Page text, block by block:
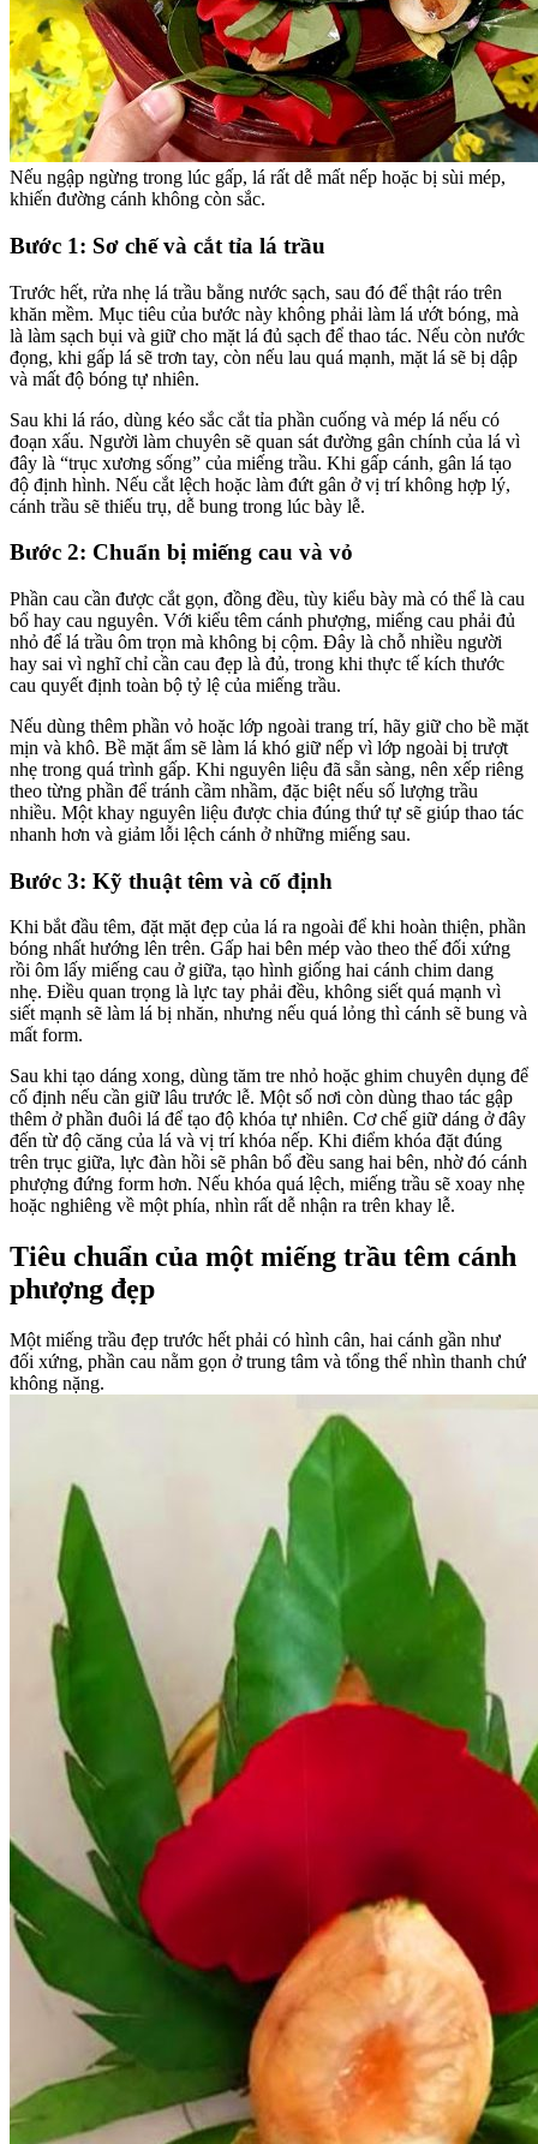
Nếu ngập ngừng trong lúc gấp, lá rất dễ mất nếp hoặc bị sùi mép,
khiến đường cánh không còn sắc.
Bước 1: Sơ chế và cắt tỉa lá trầu
Trước hết, rửa nhẹ lá trầu bằng nước sạch, sau đó để thật ráo trên
khăn mềm. Mục tiêu của bước này không phải làm lá ướt bóng, mà
là làm sạch bụi và giữ cho mặt lá đủ sạch để thao tác. Nếu còn nước
đọng, khi gấp lá sẽ trơn tay, còn nếu lau quá mạnh, mặt lá sẽ bị dập
và mất độ bóng tự nhiên.
Sau khi lá ráo, dùng kéo sắc cắt tỉa phần cuống và mép lá nếu có
đoạn xấu. Người làm chuyên sẽ quan sát đường gân chính của lá vì
đây là “trục xương sống” của miếng trầu. Khi gấp cánh, gân lá tạo
độ định hình. Nếu cắt lệch hoặc làm đứt gân ở vị trí không hợp lý,
cánh trầu sẽ thiếu trụ, dễ bung trong lúc bày lễ.
Bước 2: Chuẩn bị miếng cau và vỏ
Phần cau cần được cắt gọn, đồng đều, tùy kiểu bày mà có thể là cau
bổ hay cau nguyên. Với kiểu têm cánh phượng, miếng cau phải đủ
nhỏ để lá trầu ôm trọn mà không bị cộm. Đây là chỗ nhiều người
hay sai vì nghĩ chỉ cần cau đẹp là đủ, trong khi thực tế kích thước
cau quyết định toàn bộ tỷ lệ của miếng trầu.
Nếu dùng thêm phần vỏ hoặc lớp ngoài trang trí, hãy giữ cho bề mặt
mịn và khô. Bề mặt ẩm sẽ làm lá khó giữ nếp vì lớp ngoài bị trượt
nhẹ trong quá trình gấp. Khi nguyên liệu đã sẵn sàng, nên xếp riêng
theo từng phần để tránh cầm nhầm, đặc biệt nếu số lượng trầu
nhiều. Một khay nguyên liệu được chia đúng thứ tự sẽ giúp thao tác
nhanh hơn và giảm lỗi lệch cánh ở những miếng sau.
Bước 3: Kỹ thuật têm và cố định
Khi bắt đầu têm, đặt mặt đẹp của lá ra ngoài để khi hoàn thiện, phần
bóng nhất hướng lên trên. Gấp hai bên mép vào theo thế đối xứng
rồi ôm lấy miếng cau ở giữa, tạo hình giống hai cánh chim dang
nhẹ. Điều quan trọng là lực tay phải đều, không siết quá mạnh vì
siết mạnh sẽ làm lá bị nhăn, nhưng nếu quá lỏng thì cánh sẽ bung và
mất form.
Sau khi tạo dáng xong, dùng tăm tre nhỏ hoặc ghim chuyên dụng để
cố định nếu cần giữ lâu trước lễ. Một số nơi còn dùng thao tác gập
thêm ở phần đuôi lá để tạo độ khóa tự nhiên. Cơ chế giữ dáng ở đây
đến từ độ căng của lá và vị trí khóa nếp. Khi điểm khóa đặt đúng
trên trục giữa, lực đàn hồi sẽ phân bổ đều sang hai bên, nhờ đó cánh
phượng đứng form hơn. Nếu khóa quá lệch, miếng trầu sẽ xoay nhẹ
hoặc nghiêng về một phía, nhìn rất dễ nhận ra trên khay lễ.
Tiêu chuẩn của một miếng trầu têm cánh
phượng đẹp
Một miếng trầu đẹp trước hết phải có hình cân, hai cánh gần như
đối xứng, phần cau nằm gọn ở trung tâm và tổng thể nhìn thanh chứ
không nặng.